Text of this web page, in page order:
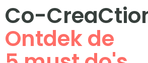
Co-
Ontdek de